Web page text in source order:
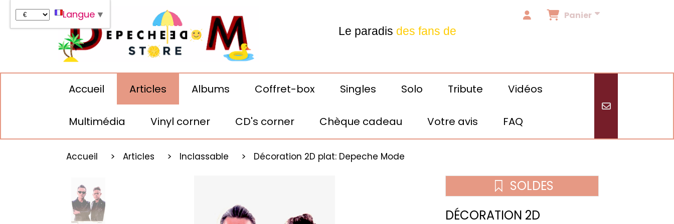
Le paradis des fans de
Votre E-shop préféré! 24h/24
Panier
Accueil Articles Albums Coffret-box Singles Solo Tribute Vidéos
Multimédia Vinyl corner CD's corner Chèque cadeau Votre avis FAQ
Accueil Articles Inclassable Décoration 2D plat: Depeche Mode
SOLDES
DÉCORATION 2D
Langue ▼